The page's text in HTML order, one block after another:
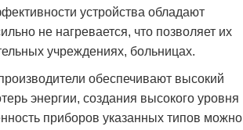
устройства обладают
не нагревается, что позволяет их
учреждениях, больницах.
обеспечивают высокий
энергии, создания высокого уровня
приборов указанных типов можно